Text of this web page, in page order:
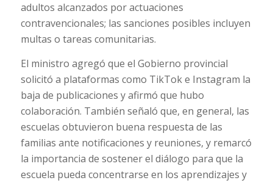
adultos alcanzados por actuaciones
contravencionales; las sanciones posibles incluyen
multas o tareas comunitarias.
El ministro agregó que el Gobierno provincial
solicitó a plataformas como TikTok e Instagram la
baja de publicaciones y afirmó que hubo
colaboración. También señaló que, en general, las
escuelas obtuvieron buena respuesta de las
familias ante notificaciones y reuniones, y remarcó
la importancia de sostener el diálogo para que la
escuela pueda concentrarse en los aprendizajes y